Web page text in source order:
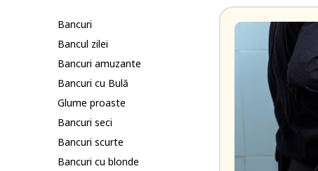
Bancuri
Bancul zilei
Bancuri amuzante
Bancuri cu Bulă
Glume proaste
Bancuri seci
Bancuri scurte
Bancuri cu blonde